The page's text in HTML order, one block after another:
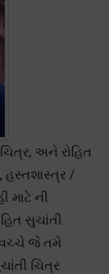
અને રોહિત
હસ્તશાસ્ત્ર /
માટે ની
સુચાંતી
વચ્ચે જે તમે
ચિત્ર